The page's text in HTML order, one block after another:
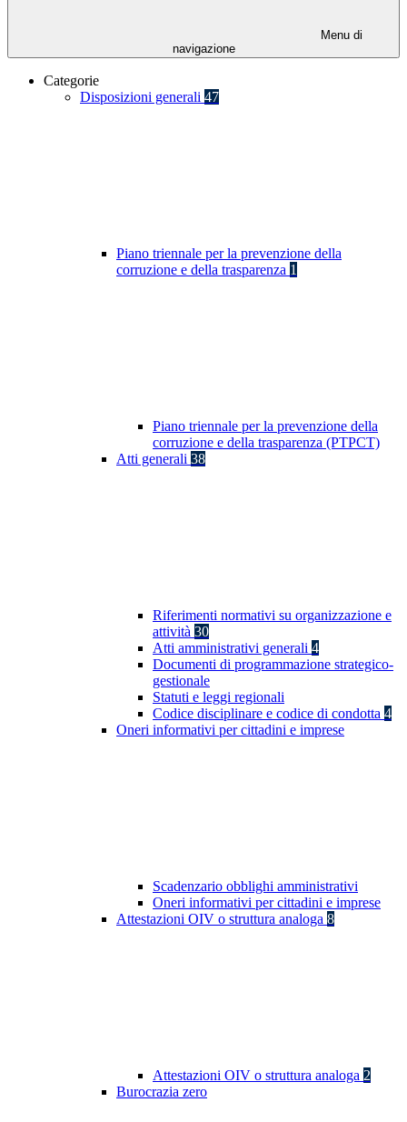
Menu di
navigazione
Categorie
Disposizioni generali 47
Piano triennale per la prevenzione della
corruzione e della trasparenza 1
Piano triennale per la prevenzione della
corruzione e della trasparenza (PTPCT)
Atti generali 38
Riferimenti normativi su organizzazione e
attività 30
Atti amministrativi generali 4
Documenti di programmazione strategico-
gestionale
Statuti e leggi regionali
Codice disciplinare e codice di condotta 4
Oneri informativi per cittadini e imprese
Scadenzario obblighi amministrativi
Oneri informativi per cittadini e imprese
Attestazioni OIV o struttura analoga 8
Attestazioni OIV o struttura analoga 2
Burocrazia zero